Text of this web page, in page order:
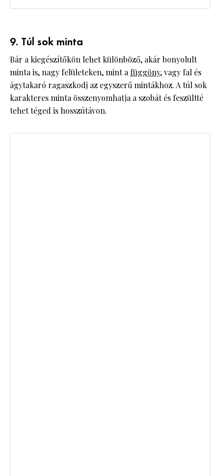
9. Túl sok minta
Bár a kiegészítőkön lehet különböző, akár bonyolult
minta is, nagy felületeken, mint afüggöny, vagy fal és
ágytakaró ragaszkodj az egyszerű mintákhoz. A túl sok
karakteres minta összenyomhatja a szobát és feszültté
tehet téged is hosszútávon.